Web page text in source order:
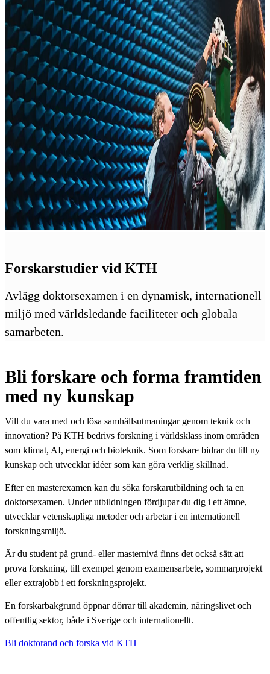
Forskarstudier vid KTH
Avlägg doktorsexamen i en dynamisk, internationell
miljö med världsledande faciliteter och globala
samarbeten.
Bli forskare och forma framtiden
med ny kunskap
Vill du vara med och lösa samhällsutmaningar genom teknik och
innovation? På KTH bedrivs forskning i världsklass inom områden
som klimat, AI, energi och bioteknik. Som forskare bidrar du till ny
kunskap och utvecklar idéer som kan göra verklig skillnad.
Efter en masterexamen kan du söka forskarutbildning och ta en
doktorsexamen. Under utbildningen fördjupar du dig i ett ämne,
utvecklar vetenskapliga metoder och arbetar i en internationell
forskningsmiljö.
Är du student på grund- eller masternivå finns det också sätt att
prova forskning, till exempel genom examensarbete, sommarprojekt
eller extrajobb i ett forskningsprojekt.
En forskarbakgrund öppnar dörrar till akademin, näringslivet och
offentlig sektor, både i Sverige och internationellt.
Bli doktorand och forska vid KTH